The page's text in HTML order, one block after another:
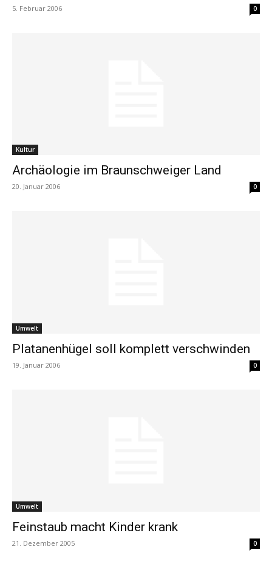
5. Februar 2006 0
Kultur
Archäologie im Braunschweiger Land
20. Januar 2006 0
Umwelt
Platanenhügel soll komplett verschwinden
19. Januar 2006 0
Umwelt
Feinstaub macht Kinder krank
21. Dezember 2005 0